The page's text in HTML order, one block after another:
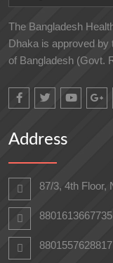
The Bangladesh
Dhaka is approved by
of Bangladesh (Govt.
Address
87/3, 4th Floor,
8801613667735
8801557628817